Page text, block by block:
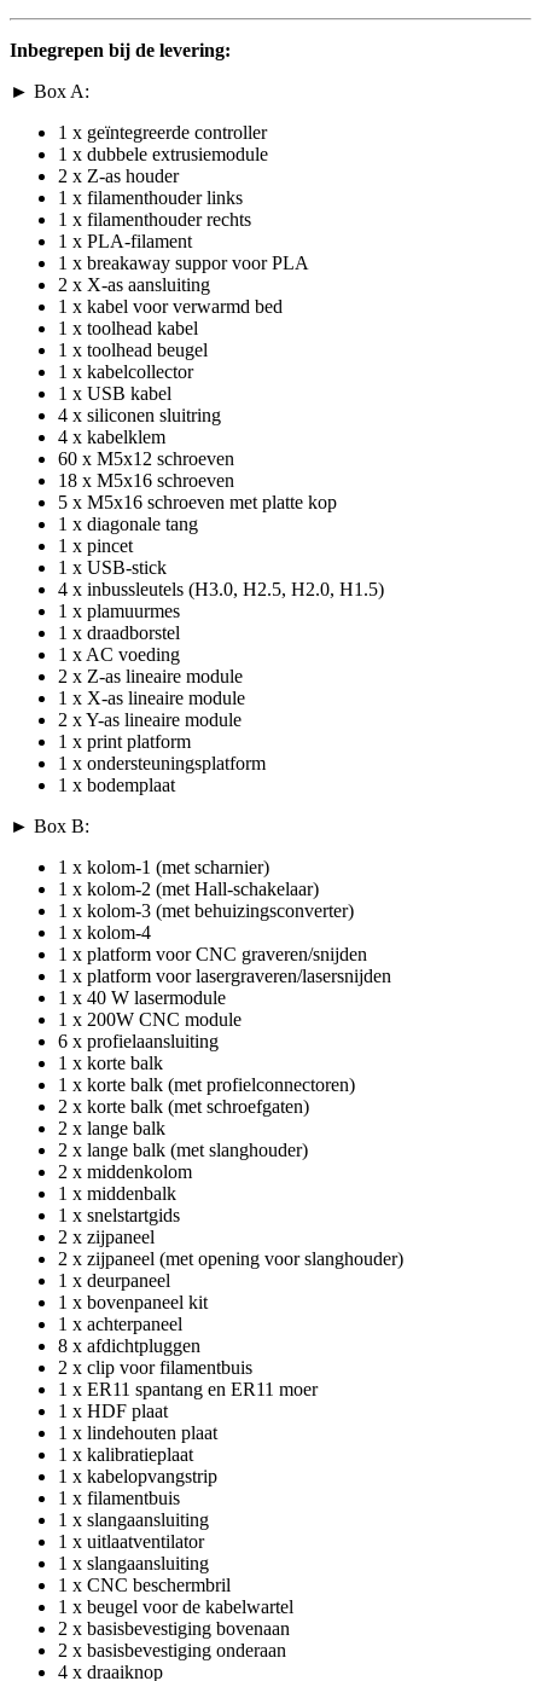
Inbegrepen bij de levering:
► Box A:
1 x geïntegreerde controller
1 x dubbele extrusiemodule
2 x Z-as houder
1 x filamenthouder links
1 x filamenthouder rechts
1 x PLA-filament
1 x breakaway suppor voor PLA
2 x X-as aansluiting
1 x kabel voor verwarmd bed
1 x toolhead kabel
1 x toolhead beugel
1 x kabelcollector
1 x USB kabel
4 x siliconen sluitring
4 x kabelklem
60 x M5x12 schroeven
18 x M5x16 schroeven
5 x M5x16 schroeven met platte kop
1 x diagonale tang
1 x pincet
1 x USB-stick
4 x inbussleutels (H3.0, H2.5, H2.0, H1.5)
1 x plamuurmes
1 x draadborstel
1 x AC voeding
2 x Z-as lineaire module
1 x X-as lineaire module
2 x Y-as lineaire module
1 x print platform
1 x ondersteuningsplatform
1 x bodemplaat
► Box B:
1 x kolom-1 (met scharnier)
1 x kolom-2 (met Hall-schakelaar)
1 x kolom-3 (met behuizingsconverter)
1 x kolom-4
1 x platform voor CNC graveren/snijden
1 x platform voor lasergraveren/lasersnijden
1 x 40 W lasermodule
1 x 200W CNC module
6 x profielaansluiting
1 x korte balk
1 x korte balk (met profielconnectoren)
2 x korte balk (met schroefgaten)
2 x lange balk
2 x lange balk (met slanghouder)
2 x middenkolom
1 x middenbalk
1 x snelstartgids
2 x zijpaneel
2 x zijpaneel (met opening voor slanghouder)
1 x deurpaneel
1 x bovenpaneel kit
1 x achterpaneel
8 x afdichtpluggen
2 x clip voor filamentbuis
1 x ER11 spantang en ER11 moer
1 x HDF plaat
1 x lindehouten plaat
1 x kalibratieplaat
1 x kabelopvangstrip
1 x filamentbuis
1 x slangaansluiting
1 x uitlaatventilator
1 x slangaansluiting
1 x CNC beschermbril
1 x beugel voor de kabelwartel
2 x basisbevestiging bovenaan
2 x basisbevestiging onderaan
4 x draaiknop